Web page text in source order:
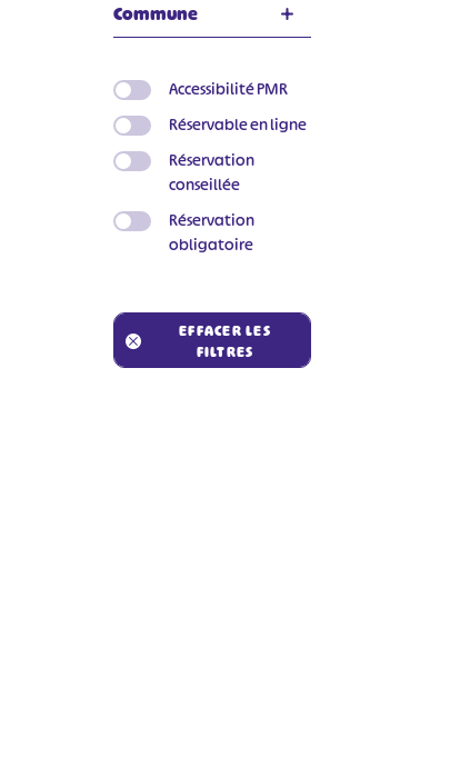
Commune
Accessibilité PMR
Réservable en ligne
Réservation
conseillée
Réservation
obligatoire
EFFACER LES
FILTRES